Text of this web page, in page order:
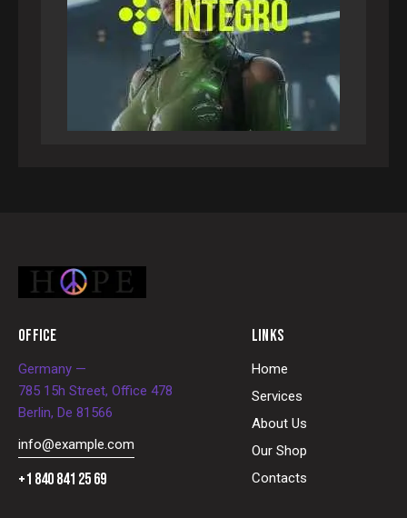
OFFICE
Germany —
785 15h Street, Office 478
Berlin, De 81566
info@example.com
+1 840 841 25 69
LINKS
Home
Services
About Us
Our Shop
Contacts